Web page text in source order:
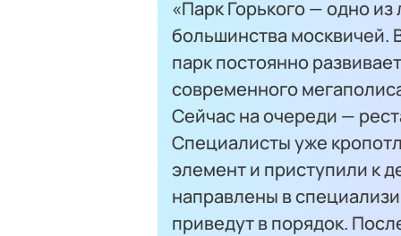
«Парк Горького — одно
большинства москвичей.
парк постоянно
современного
Сейчас на очереди —
Специалисты уже
элемент и приступили к
направлены в
приведут в порядок.